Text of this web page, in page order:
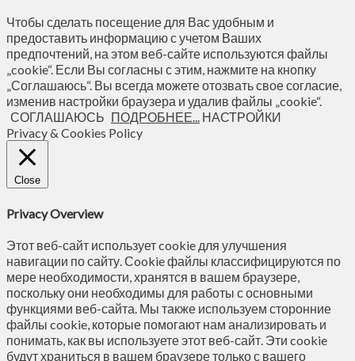
Чтобы сделать посещение для Вас удобным и
предоставить информацию с учетом Ваших
предпочтений, на этом веб-сайте используются файлы
„cookie“. Если Вы согласны с этим, нажмите на кнопку
„Соглашаюсь“. Вы всегда можете отозвать свое согласие,
изменив настройки браузера и удалив файлы „cookie“.
СОГЛАШАЮСЬ ПОДРОБНЕЕ... НАСТРОЙКИ
Privacy & Cookies Policy
Close
Privacy Overview
Этот веб-сайт использует cookie для улучшения
навигации по сайту. Сookie файлы классифицируются по
мере необходимости, хранятся в вашем браузере,
поскольку они необходимы для работы с основными
функциями веб-сайта. Мы также используем сторонние
файлы cookie, которые помогают нам анализировать и
понимать, как вы используете этот веб-сайт. Эти cookie
будут храниться в вашем браузере только с вашего